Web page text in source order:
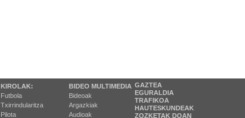
KIROLAK:
Futbola
Txirrindularitza
Pilota
BIDEO MULTIMEDIA
Bideoak
Argazkiak
Audioak
GAZTEA
EGURALDIA
TRAFIKOA
HAUTESKUNDEAK
ZOZKETAK DOAN